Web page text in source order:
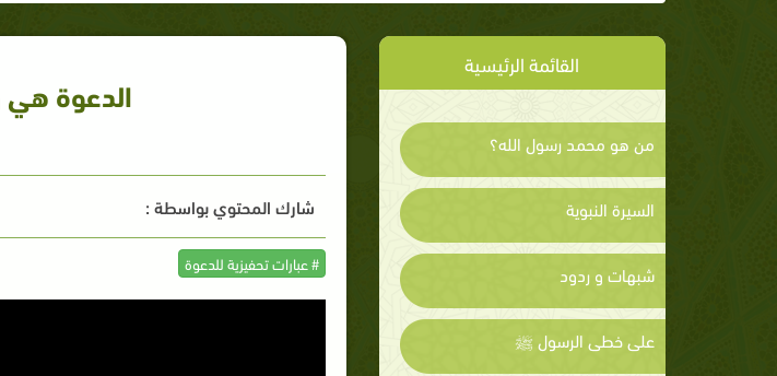
القائمة الرئيسية
من هو محمد رسول الله؟
السيرة النبوية
شبهات و ردود
على خطى الرسول ﷺ
الدعوة هي
شارك المحتوي بواسطة :
# عبارات تحفيزية للدعوة